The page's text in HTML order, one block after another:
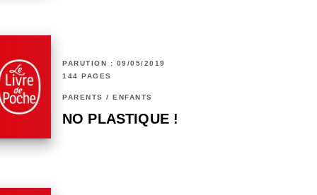
PARUTION : 09/05/2019
144 PAGES
PARENTS / ENFANTS
NO PLASTIQUE !